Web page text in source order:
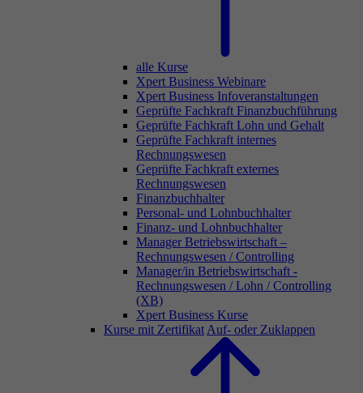
alle Kurse
Xpert Business Webinare
Xpert Business Infoveranstaltungen
Geprüfte Fachkraft Finanzbuchführung
Geprüfte Fachkraft Lohn und Gehalt
Geprüfte Fachkraft internes
Rechnungswesen
Geprüfte Fachkraft externes
Rechnungswesen
Finanzbuchhalter
Personal- und Lohnbuchhalter
Finanz- und Lohnbuchhalter
Manager Betriebswirtschaft –
Rechnungswesen / Controlling
Manager/in Betriebswirtschaft -
Rechnungswesen / Lohn / Controlling
(XB)
Xpert Business Kurse
Kurse mit Zertifikat Auf- oder Zuklappen